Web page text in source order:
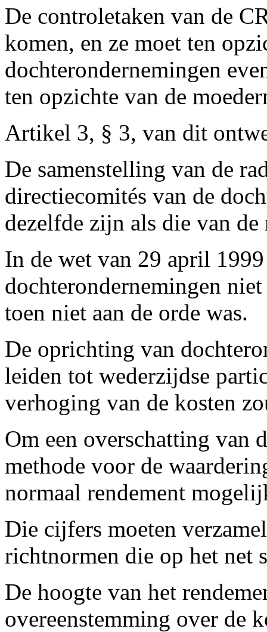
De controletaken van de
komen, en ze moet ten
dochterondernemingen
ten opzichte van de
Artikel 3, § 3, van dit
De samenstelling van de
directiecomités van de
dezelfde zijn als die van de
In de wet van 29 april
dochterondernemingen
toen niet aan de orde was.
De oprichting van
leiden tot wederzijdse
verhoging van de kosten
Om een overschatting van
methode voor de
normaal rendement
Die cijfers moeten
richtnormen die op het net
De hoogte van het
overeenstemming over de